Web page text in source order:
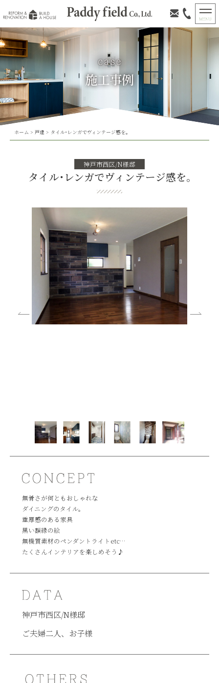
施工事例
ホーム > 戸建> タイル･レンガでヴィンテージ感を｡
神戸市西区/N様邸
タイル･レンガでヴィンテージ感を｡
無骨さが何ともおしゃれな
ダイニングのタイル。
重厚感のある家具
黒い額縁の絵
無機質素材のペンダントライトetc…
たくさんインテリアを楽しめそう ♪
神戸市西区/N様邸
ご夫婦二人、お子様